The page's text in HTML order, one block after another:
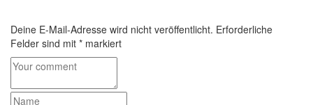
Deine E-Mail-Adresse wird nicht veröffentlicht. Erforderliche
Felder sind mit * markiert